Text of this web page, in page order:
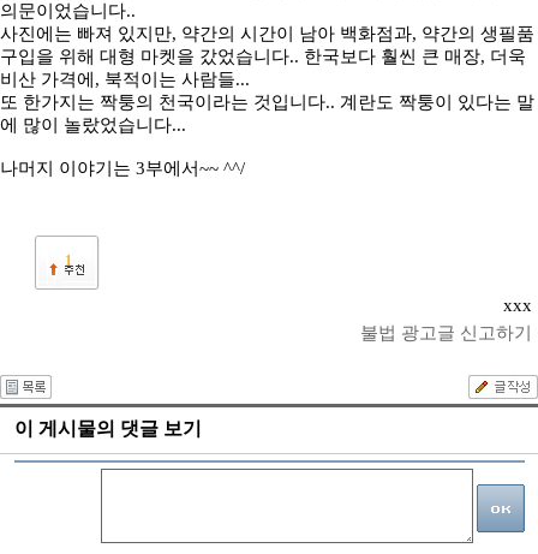
의문이었습니다..
사진에는 빠져 있지만, 약간의 시간이 남아 백화점과, 약간의 생필품
구입을 위해 대형 마켓을 갔었습니다.. 한국보다 훨씬 큰 매장, 더욱
비산 가격에, 북적이는 사람들...
또 한가지는 짝퉁의 천국이라는 것입니다.. 계란도 짝퉁이 있다는 말
에 많이 놀랐었습니다...
나머지 이야기는 3부에서~~ ^^/
1
xxx
불법 광고글 신고하기
이 게시물의 댓글 보기